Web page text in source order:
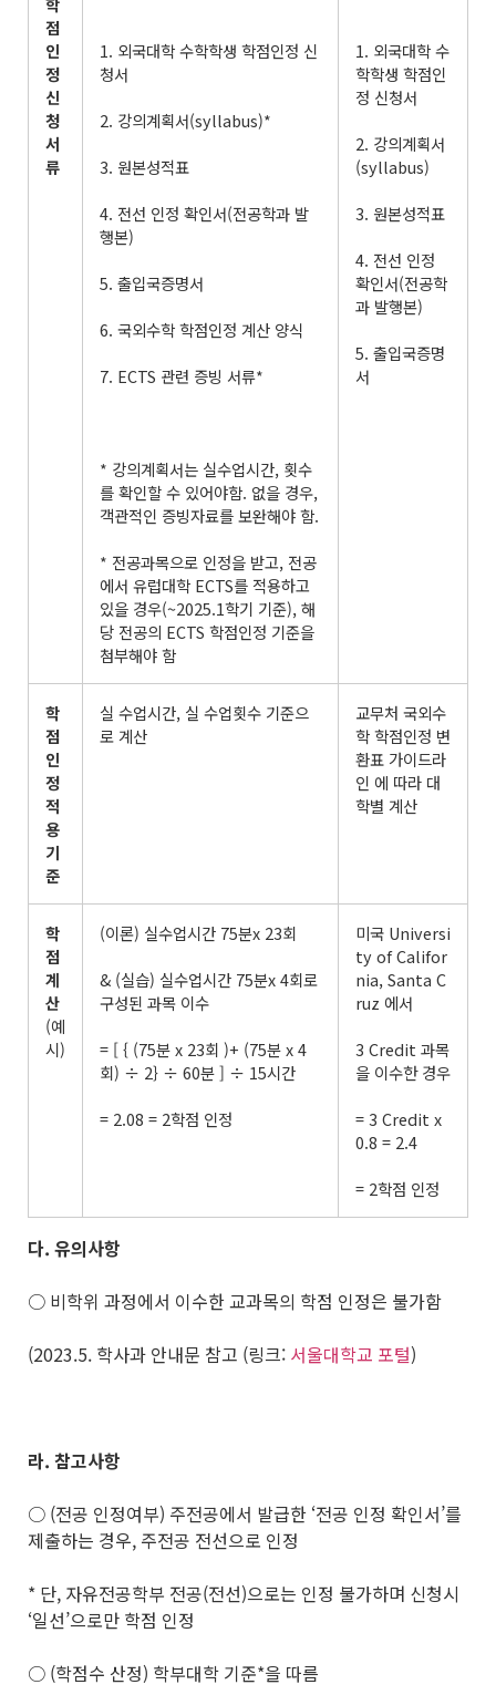
점
인
정
신
청
서
류
1. 외국대학 수학학생 학점인정 신
청서
2. 강의계획서(syllabus)*
3. 원본성적표
4. 전선 인정 확인서(전공학과 발
행본)
5. 출입국증명서
6. 국외수학 학점인정 계산 양식
7. ECTS 관련 증빙 서류*
* 강의계획서는 실수업시간, 횟수
를 확인할 수 있어야함. 없을 경우,
객관적인 증빙자료를 보완해야 함.
* 전공과목으로 인정을 받고, 전공
에서 유럽대학 ECTS를 적용하고
있을 경우(~2025.1학기 기준), 해
당 전공의 ECTS 학점인정 기준을
첨부해야 함
1. 외국대학 수
학학생 학점인
정 신청서
2. 강의계획서
(syllabus)
3. 원본성적표
4. 전선 인정
확인서(전공학
과 발행본)
5. 출입국증명
서
학
점
인
정
적
용
기
준
실 수업시간, 실 수업횟수 기준으
로 계산
교무처 국외수
학 학점인정 변
환표 가이드라
인 에 따라 대
학별 계산
학
점
계
산
(예
시)
(이론) 실수업시간 75분x 23회
& (실습) 실수업시간 75분x 4회로
구성된 과목 이수
= [ { (75분 x 23회 )+ (75분 x 4
회) ÷ 2} ÷ 60분 ] ÷ 15시간
= 2.08 = 2학점 인정
미국 Universi
ty of Califor
nia, Santa C
ruz 에서
3 Credit 과목
을 이수한 경우
= 3 Credit x
0.8 = 2.4
= 2학점 인정
다. 유의사항
○ 비학위 과정에서 이수한 교과목의 학점 인정은 불가함
(2023.5. 학사과 안내문 참고 (링크: 서울대학교 포털)
라. 참고사항
○ (전공 인정여부) 주전공에서 발급한 ‘전공 인정 확인서’를
제출하는 경우, 주전공 전선으로 인정
* 단, 자유전공학부 전공(전선)으로는 인정 불가하며 신청시
‘일선’으로만 학점 인정
○ (학점수 산정) 학부대학 기준*을 따름